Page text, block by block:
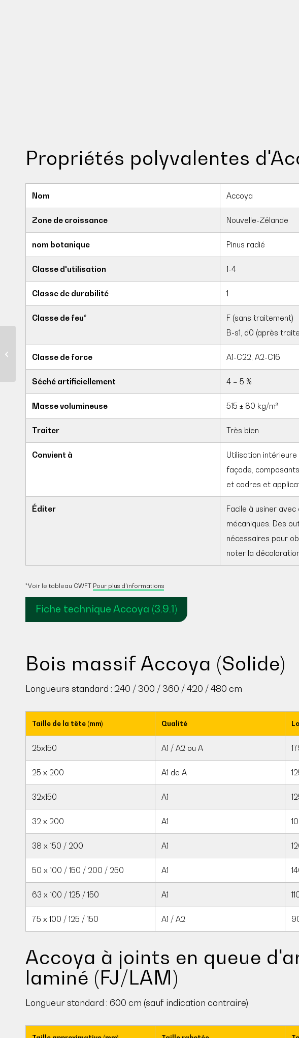
Propriétés polyvalentes
Nom Accoya
Zone de croissance Nouvelle-Zélande
nom botanique Pinus radié
Classe d'utilisation 1-4
Classe de durabilité 1
Classe de feu*
F (sans traitement)
B-s1, d0 (après
Classe de force A1-C22, A2-C16
Séché artificiellement 4 – 5 %
Masse volumineuse 515 ± 80 kg/m³
Traiter Très bien
Convient à
Utilisation
façade,
et cadres et
Éditer
Facile à usiner
mécaniques. Des
nécessaires pour
noter la
*Voir le tableau CWFT Pour plus d'informations
Fiche technique Accoya (3.9.1)
Bois massif Accoya (Solide)
Longueurs standard : 240 / 300 / 360 / 420 / 480 cm
Taille de la tête (mm) Qualité
25x150 A1 / A2 ou A
25 x 200 A1 de A
32x150 A1
32 x 200 A1
38 x 150 / 200 A1
50 x 100 / 150 / 200 / 250 A1
63 x 100 / 125 / 150 A1
75 x 100 / 125 / 150 A1 / A2
Accoya à joints en queue
laminé (FJ/LAM)
Longueur standard : 600 cm (sauf indication contraire)
Couleur Accoya